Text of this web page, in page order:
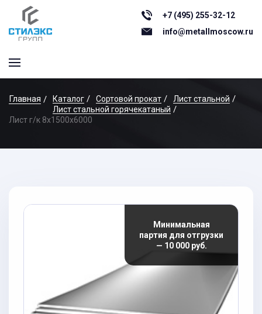
+7 (495) 255-32-12
info@metallmoscow.ru
Главная Каталог Сортовой прокат
Лист стальной
Лист стальной горячекатаный
Лист г/к 8x1500x6000
Минимальная
партия для отгрузки
— 10 000 руб.